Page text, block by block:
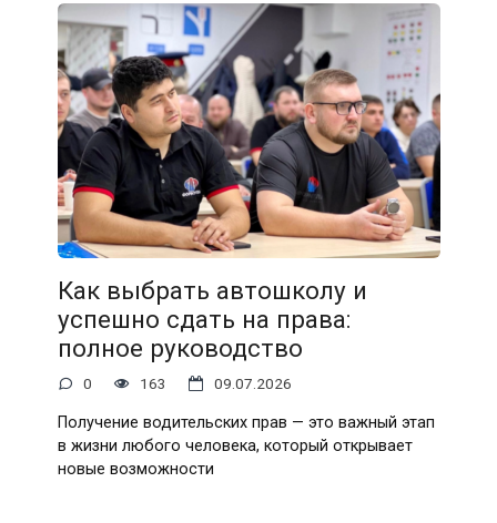
Как выбрать автошколу и
успешно сдать на права:
полное руководство
0 163 09.07.2026
Получение водительских прав — это важный этап
в жизни любого человека, который открывает
новые возможности